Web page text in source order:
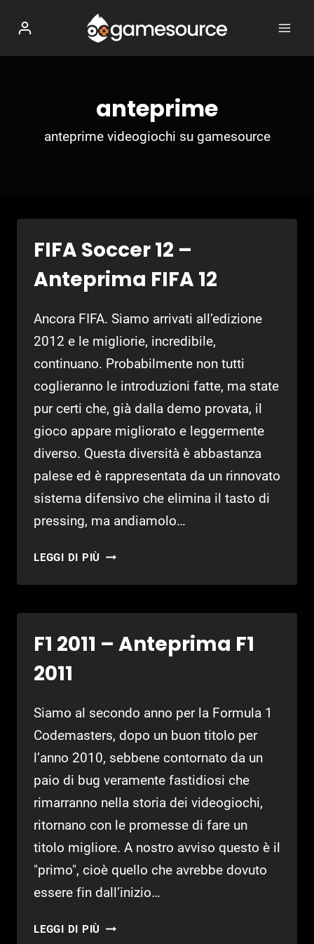
contenuto
anteprime
anteprime videogiochi su gamesource
FIFA Soccer 12 –
Anteprima FIFA 12
Ancora FIFA. Siamo arrivati all’edizione
2012 e le migliorie, incredibile,
continuano. Probabilmente non tutti
coglieranno le introduzioni fatte, ma state
pur certi che, già dalla demo provata, il
gioco appare migliorato e leggermente
diverso. Questa diversità è abbastanza
palese ed è rappresentata da un rinnovato
sistema difensivo che elimina il tasto di
pressing, ma andiamolo…
LEGGI DI PIÙ FIFA
12
FIFA
F1 2011 – Anteprima F1
2011
Siamo al secondo anno per la Formula 1
Codemasters, dopo un buon titolo per
l’anno 2010, sebbene contornato da un
paio di bug veramente fastidiosi che
rimarranno nella storia dei videogiochi,
ritornano con le promesse di fare un
titolo migliore. A nostro avviso questo è il
"primo", cioè quello che avrebbe dovuto
essere fin dall’inizio…
LEGGI DI PIÙ F1